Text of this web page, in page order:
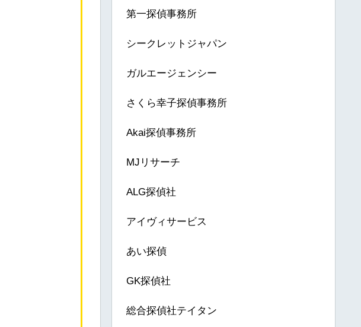
第一探偵事務所
シークレットジャパン
ガルエージェンシー
さくら幸子探偵事務所
Akai探偵事務所
MJリサーチ
ALG探偵社
アイヴィサービス
あい探偵
GK探偵社
総合探偵社テイタン